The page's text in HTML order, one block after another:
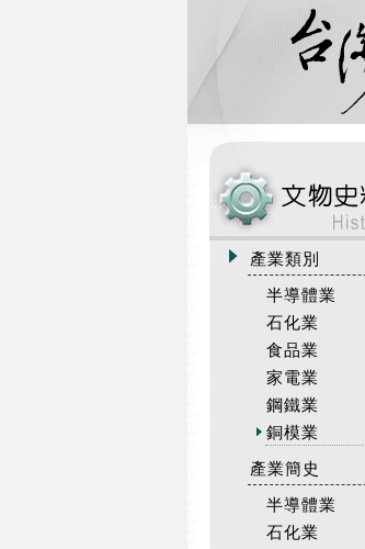
:::
產業類別
半導體業
石化業
食品業
家電業
鋼鐵業
銅模業
產業簡史
半導體業
石化業